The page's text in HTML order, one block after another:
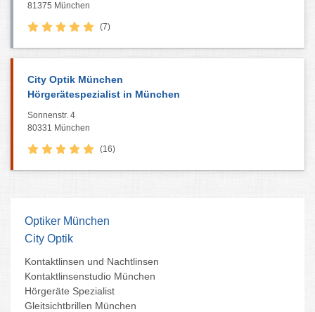
81375 München
(7)
City Optik München
Hörgerätespezialist in München
Sonnenstr. 4
80331 München
(16)
Optiker München
City Optik
Kontaktlinsen und Nachtlinsen
Kontaktlinsenstudio München
Hörgeräte Spezialist
Gleitsichtbrillen München